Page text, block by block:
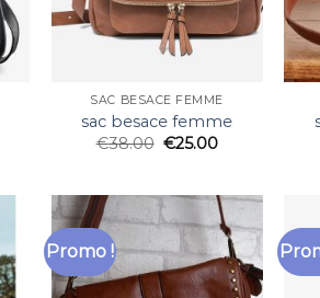
SAC BESACE FEMME
sac besace femme
€38.00 €25.00
Promo !